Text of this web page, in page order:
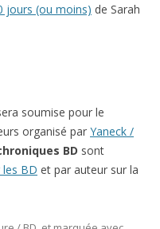
jours (ou moins) de Sarah
soumise pour le
organisé par Yaneck /
BD sont
BD et par auteur sur la